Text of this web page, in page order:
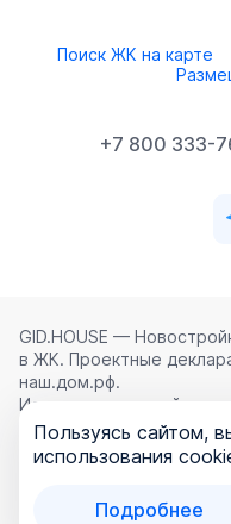
Поиск ЖК на карте
+7 800 333-
GID.HOUSE —
в ЖК. Проектные
наш.дом.рф.
Использование сайта
соглашением
,
Политикой обработки
ООО «ГИД.ХАУЗ»
Пользуясь сайтом,
использования
Подробнее